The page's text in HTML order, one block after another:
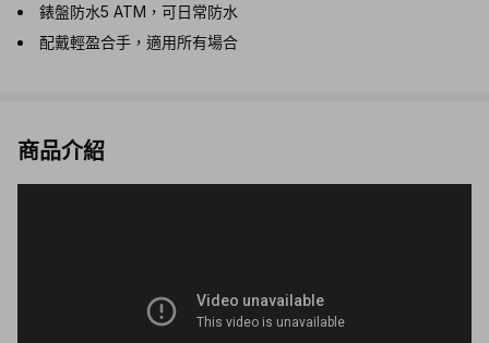
錶盤防水5 ATM，可日常防水
配戴輕盈合手，適用所有場合
商品介紹